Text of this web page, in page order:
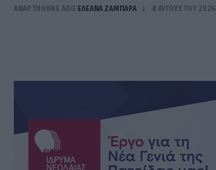
ΑΝΑΡΤΗΘΗΚΕ ΑΠΟ ΕΛΕΑΝΑ ΖΑΜΠΑΡΑ 8 ΑΥΓΟΎΣΤΟΥ 2026